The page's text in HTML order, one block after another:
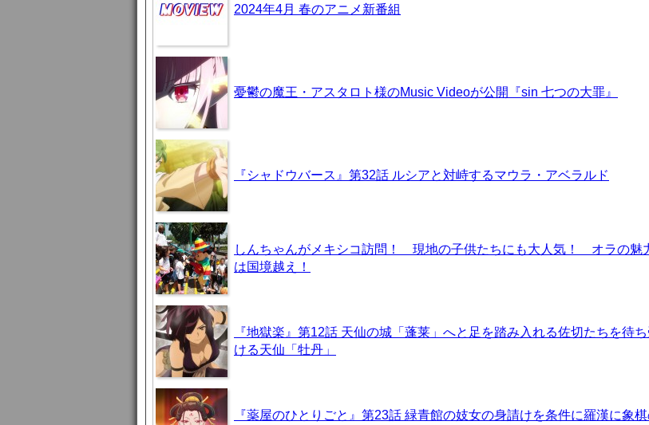
2024年4月 春のアニメ新番組
憂鬱の魔王・アスタロト様のMusic Videoが公開『sin 七つの大罪』
『シャドウバース』第32話 ルシアと対峙するマウラ・アベラルド
しんちゃんがメキシコ訪問！ 現地の子供たちにも大人気！ オラの魅
は国境越え！
『地獄楽』第12話 天仙の城「蓬莱」へと足を踏み入れる佐切たちを待
ける天仙「牡丹」
『薬屋のひとりごと』第23話 緑青館の妓女の身請けを条件に羅漢に象